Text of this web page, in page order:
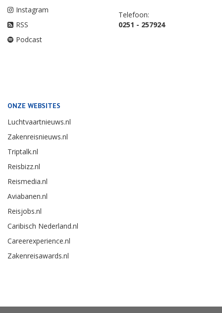
Instagram
RSS
Podcast
Telefoon:
0251 - 257924
ONZE WEBSITES
Luchtvaartnieuws.nl
Zakenreisnieuws.nl
Triptalk.nl
Reisbizz.nl
Reismedia.nl
Aviabanen.nl
Reisjobs.nl
Caribisch Nederland.nl
Careerexperience.nl
Zakenreisawards.nl